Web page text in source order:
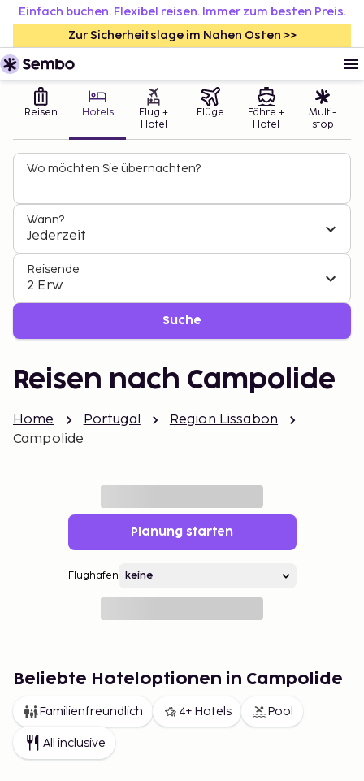
Einfach buchen. Flexibel reisen. Immer zum besten Preis.
Zur Sicherheitslage im Nahen Osten >>
Reisen Hotels
Flug +
Hotel
Flüge
Fähre +
Hotel
Multi-
stop
Wo möchten Sie übernachten?
Wann?
Jederzeit
Reisende
2 Erw.
Suche
Reisen nach Campolide
Home Portugal
Region Lissabon
Campolide
Planung starten
Flughafen
Beliebte Hoteloptionen in Campolide
Familienfreundlich 4+ Hotels Pool
All inclusive